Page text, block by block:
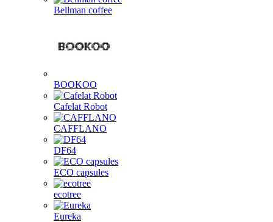
Bellman coffee
BOOKOO
Cafelat Robot
CAFFLANO
DF64
ECO capsules
ecotree
Eureka